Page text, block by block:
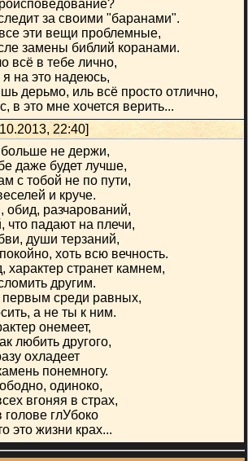
за своими "баранами".
эти вещи проблемные,
замены библий коранами.
всё в тебе лично,
на это надеюсь,
дерьмо, иль всё просто отлично,
в это мне хочется верить...
22:40]
не держи,
даже будет лучше,
с тобой не по пути,
и круче.
обид, разчарований,
что падают на плечи,
души терзаний,
хоть всю вечность.
характер странет камнем,
другим.
первым среди равных,
а не ты к ним.
онемеет,
любить другого,
охладеет
понемногу.
одиноко,
вгоняя в страх,
голове глУбоко
это жизни крах...